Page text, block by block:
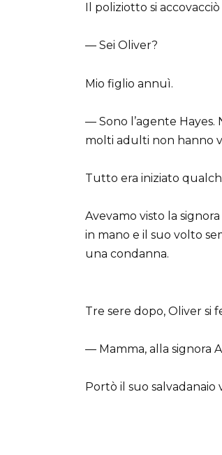
Il poliziotto si
— Sei Oliver?
Mio figlio annuì.
— Sono l’agente Hayes.
molti adulti non hanno
Tutto era iniziato
Avevamo visto la
in mano e il suo volto
una condanna.
Tre sere dopo, Oliver si
— Mamma, alla signora
Portò il suo salvadanaio